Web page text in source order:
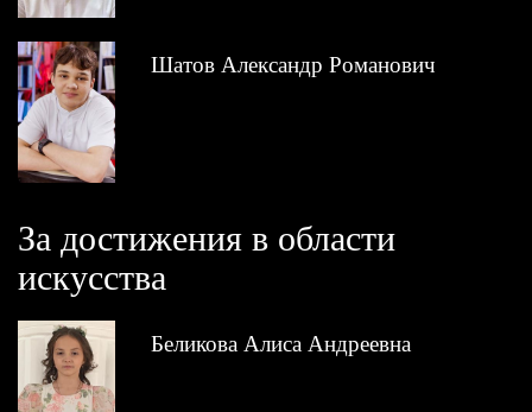
Шатов Александр Романович
За достижения в области
искусства
Беликова Алиса Андреевна